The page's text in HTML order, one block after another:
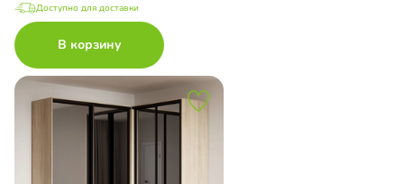
Доступно для доставки
В корзину